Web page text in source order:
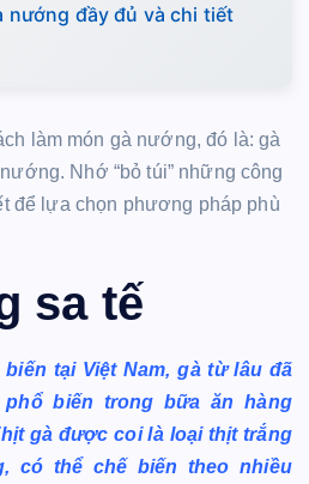
nướng đầy đủ và chi tiết
làm món gà nướng, đó là: gà
Nhớ “bỏ túi” những công
để lựa chọn phương pháp phù
sa tế
tại Việt Nam, gà từ lâu đã
biến trong bữa ăn hàng
gà được coi là loại thịt trắng
có thể chế biến theo nhiều